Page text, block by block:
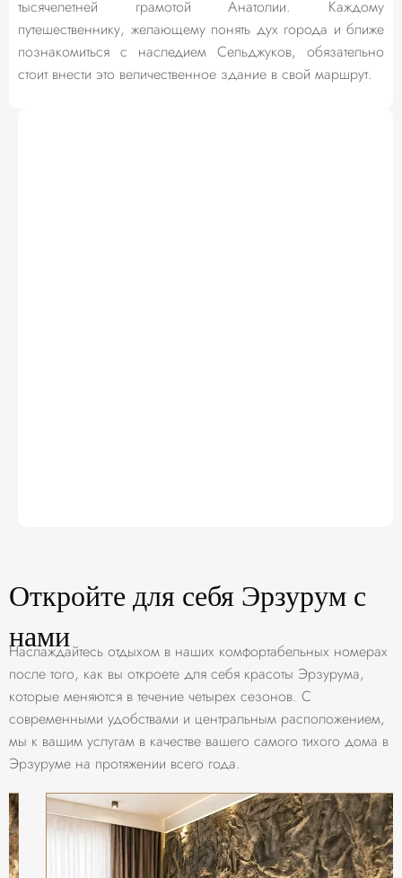
тысячелетней грамотой Анатолии. Каждому
путешественнику, желающему понять дух города и ближе
познакомиться с наследием Сельджуков, обязательно
стоит внести это величественное здание в свой маршрут.
Откройте для себя Эрзурум с
нами
Наслаждайтесь отдыхом в наших комфортабельных номерах
после того, как вы откроете для себя красоты Эрзурума,
которые меняются в течение четырех сезонов. С
современными удобствами и центральным расположением,
мы к вашим услугам в качестве вашего самого тихого дома в
Эрзуруме на протяжении всего года.